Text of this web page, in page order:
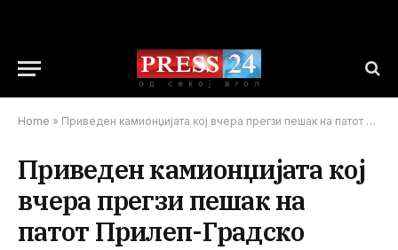
Home » Приведен камионџијата кој вчера прегзи пешак на патот Прилеп-Градско
Приведен камионџијата кој
вчера прегзи пешак на
патот Прилеп-Градско